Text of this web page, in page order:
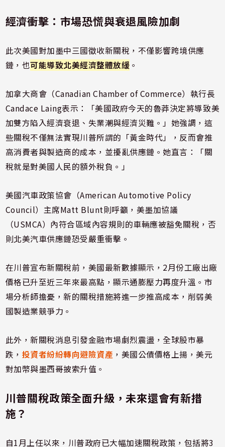
經濟衝擊：市場恐慌與衰退風險加劇
此次美國對加墨中三國徵收新關稅，不僅影響跨境供應
鏈，也可能導致北美經濟整體放緩 。
加拿大商會（Canadian Chamber of Commerce）執行長
Candace Laing表示：「美國政府今天的魯莽決定將導致美
加雙方陷入經濟衰退、失業潮與經濟災難。」她強調，這
些關稅不僅無法實現川普所謂的「黃金時代」，反而會推
高消費者與製造商的成本，並擾亂供應鏈。她直言：「關
稅就是對美國人民的額外稅負。」
美國汽車政策協會（American Automotive Policy
Council）主席Matt Blunt則呼籲，美墨加協議
（USMCA）內符合區域內容規則的車輛應被豁免關稅，否
則北美汽車供應鏈恐受嚴重衝擊。
在川普宣布新關稅前，美國最新數據顯示，2月份工廠出廠
價格已升至近三年來最高點，顯示通膨壓力再度升溫。市
場分析師擔憂，新的關稅措施將進一步推高成本，削弱美
國製造業競爭力。
此外，新關稅消息引發金融市場劇烈震盪，全球股市暴
跌， 投資者紛紛轉向避險資產 ，美國公債價格上揚，美元
對加幣與墨西哥披索升值。
川普關稅政策全面升級，未來還會有新措
施？
自1月上任以來，川普政府已大幅加速關稅政策，包括將3